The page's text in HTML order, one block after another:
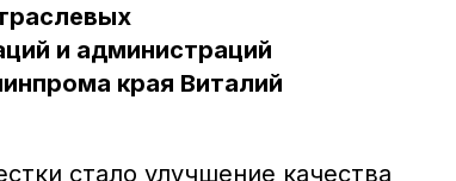
и администраций
края Виталий
стало улучшение качества